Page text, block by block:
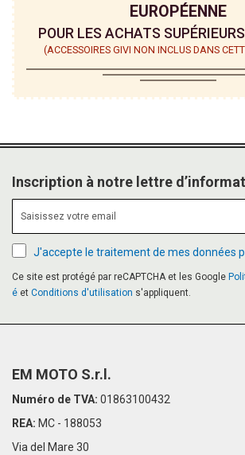
EUROPÉENNE
POUR LES ACHATS
(ACCESSOIRES GIVI NON INCLUS DANS
Inscription à notre lettre
J'accepte le traitement de mes données
Ce site est protégé par reCAPTCHA et les Google
é et Conditions d'utilisation s'appliquent.
EM MOTO S.r.l.
Numéro de TVA: 01863100432
REA: MC - 188053
Via del Mare 30